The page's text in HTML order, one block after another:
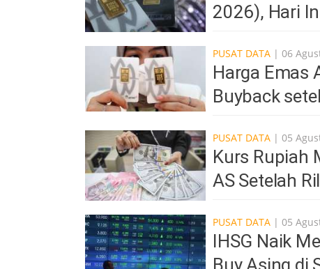
2026), Hari
PUSAT DATA | 06
Harga Emas
Buyback
PUSAT DATA | 05
Kurs Rupiah
AS Setelah
PUSAT DATA | 05
IHSG Naik